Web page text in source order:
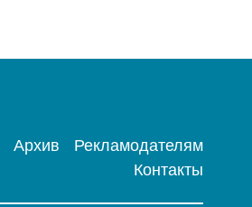
Архив
Рекламодателям
Контакты